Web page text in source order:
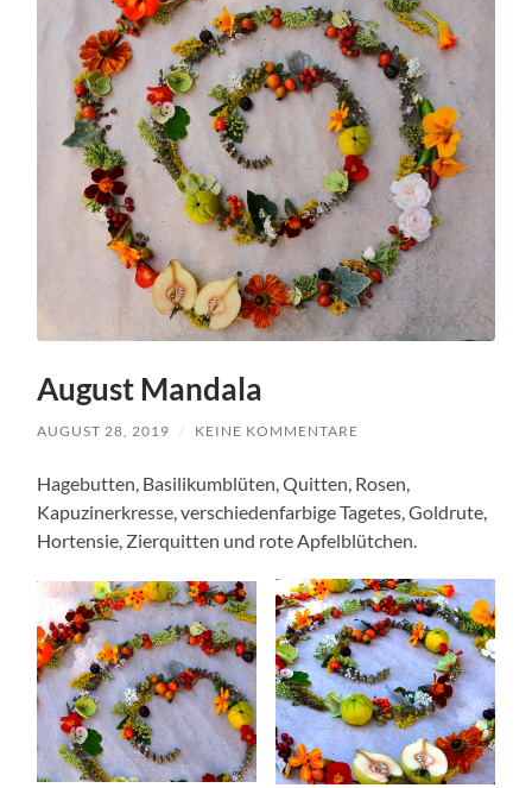
August Mandala
AUGUST 28, 2019 / KEINE KOMMENTARE
Hagebutten, Basilikumblüten, Quitten, Rosen,
Kapuzinerkresse, verschiedenfarbige Tagetes, Goldrute,
Hortensie, Zierquitten und rote Apfelblütchen.